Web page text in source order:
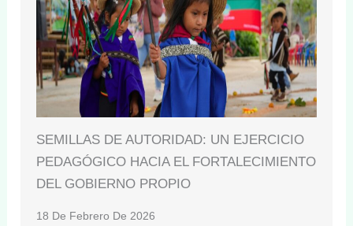
SEMILLAS DE AUTORIDAD: UN EJERCICIO
PEDAGÓGICO HACIA EL FORTALECIMIENTO
DEL GOBIERNO PROPIO
18 De Febrero De 2026